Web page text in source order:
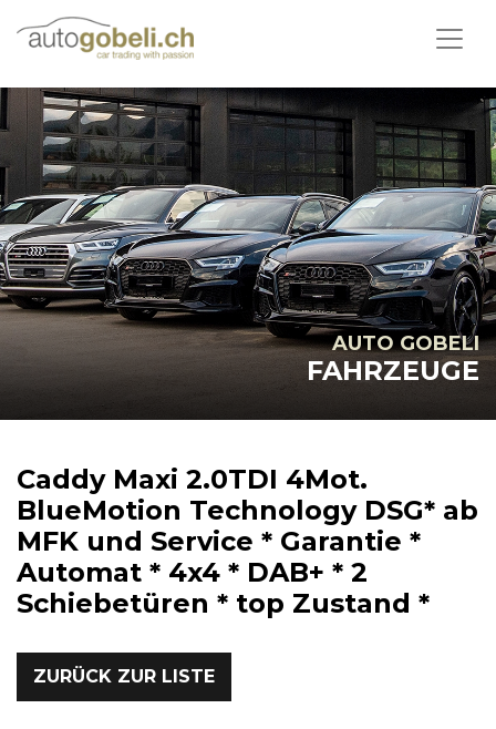
AUTO GOBELI
FAHRZEUGE
Caddy Maxi 2.0TDI 4Mot.
BlueMotion Technology DSG* ab
MFK und Service * Garantie *
Automat * 4x4 * DAB+ * 2
Schiebetüren * top Zustand *
ZURÜCK ZUR LISTE